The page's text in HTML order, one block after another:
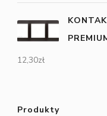
12,30zł
Produkty